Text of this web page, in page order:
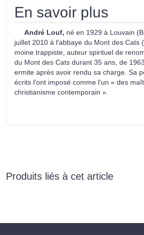
En savoir plus
André Louf, né en 1929 à Louvain
juillet 2010 à l'abbaye du Mont des Cats
moine trappiste, auteur spirituel de
du Mont des Cats durant 35 ans, de
ermite après avoir rendu sa charge. Sa
écrits l'ont imposé comme l'un « des
christianisme contemporain ».
Produits liés à cet article